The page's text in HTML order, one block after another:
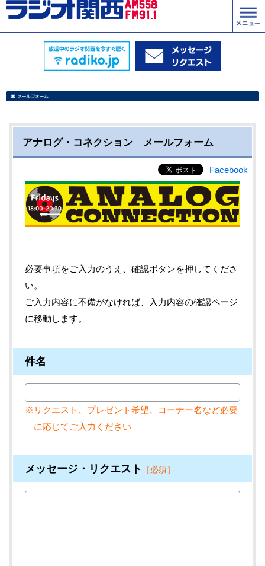
アナログ・コネクション メールフォーム
Facebook
必要事項をご入力のうえ、確認ボタンを押してくださ
い。
ご入力内容に不備がなければ、入力内容の確認ページ
に移動します。
件名
※リクエスト、プレゼント希望、コーナー名など必要
に応じてご入力ください
メッセージ・リクエスト ［必須］